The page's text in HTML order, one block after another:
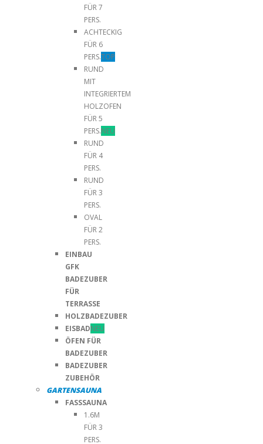
FÜR 7
PERS.
ACHTECKIG
FÜR 6
PERS.TOP
RUND
MIT
INTEGRIERTEM
HOLZOFEN
FÜR 5
PERS.NEU
RUND
FÜR 4
PERS.
RUND
FÜR 3
PERS.
OVAL
FÜR 2
PERS.
EINBAU
GFK
BADEZUBER
FÜR
TERRASSE
HOLZBADEZUBER
EISBADNEU
ÖFEN FÜR
BADEZUBER
BADEZUBER
ZUBEHÖR
GARTENSAUNA
FASSSAUNA
1.6M
FÜR 3
PERS.